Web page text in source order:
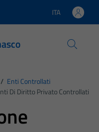
Lingua attiva:
ITA
/ Enti Controllati
Di Diritto Privato Controllati